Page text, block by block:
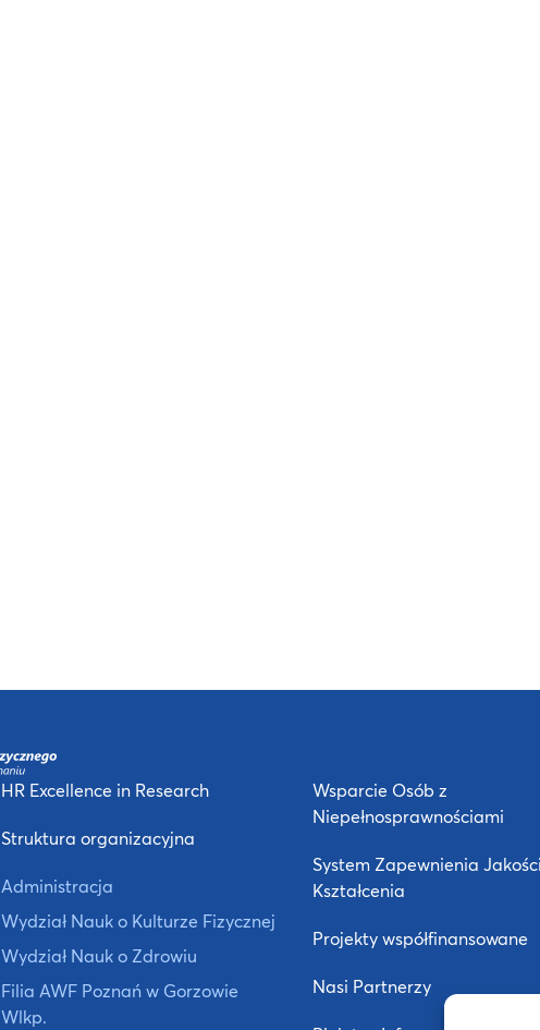
HR Excellence in Research
Struktura organizacyjna
Administracja
Wydział Nauk o Kulturze Fizycznej
Wydział Nauk o Zdrowiu
Filia AWF Poznań w Gorzowie
Wlkp.
Wsparcie Osób z
Niepełnosprawnościami
System Zapewnienia Jakości
Kształcenia
Projekty współfinansowane
Nasi Partnerzy